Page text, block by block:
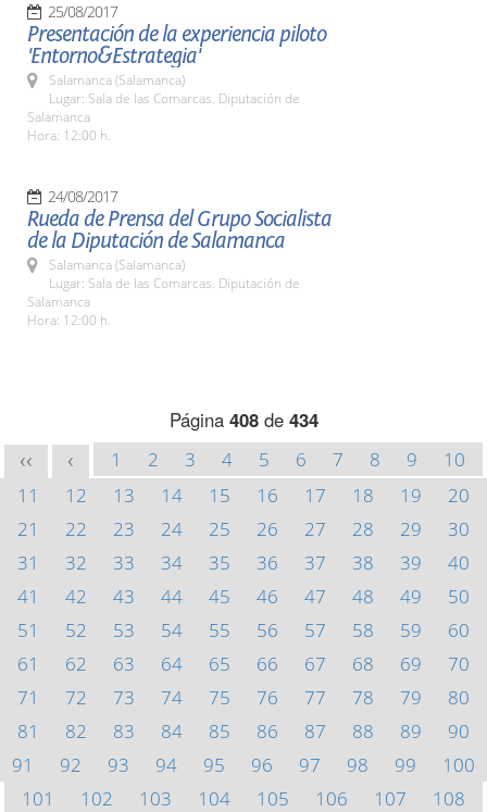
25/08/2017
Presentación de la experiencia piloto
'Entorno&Estrategia'
Salamanca (Salamanca)
Lugar: Sala de las Comarcas. Diputación de
Salamanca
Hora: 12:00 h.
24/08/2017
Rueda de Prensa del Grupo Socialista
de la Diputación de Salamanca
Salamanca (Salamanca)
Lugar: Sala de las Comarcas. Diputación de
Salamanca
Hora: 12:00 h.
Página 408de 434
<< < 1 2 3 4 5 6 7 8 9
10
11
12 13 14 15 16 17 18 19
20
21
22 23 24 25 26 27 28 29
30
31
32 33 34 35 36 37 38 39
40
41
42 43 44 45 46 47 48 49
50
51
52 53 54 55 56 57 58 59
60
61
62 63 64 65 66 67 68 69
70
71
72 73 74 75 76 77 78 79
80
81
82 83 84 85 86 87 88 89
90
91
92 93 94 95 96 97 98 99
100
101
102 103 104 105 106 107
108